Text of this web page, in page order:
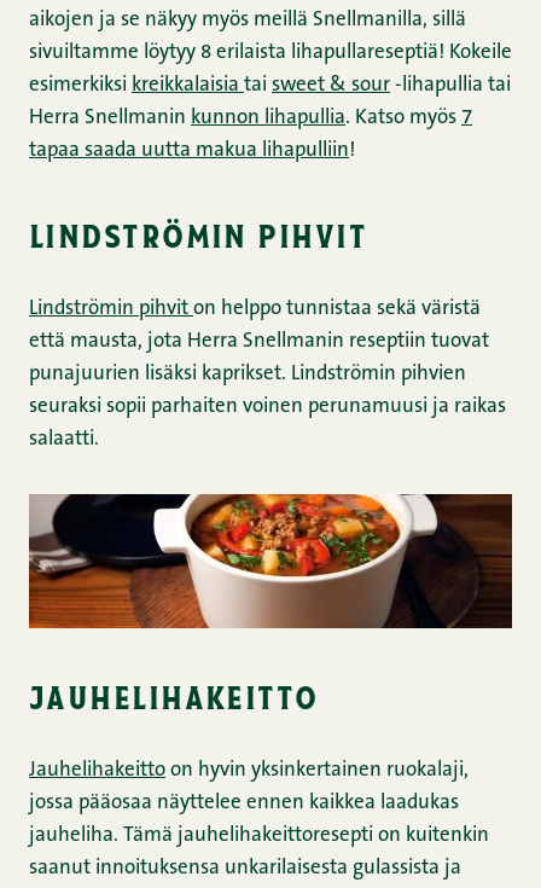
aikojen ja se näkyy myös meillä Snellmanilla, sillä
sivuiltamme löytyy 8 erilaista lihapullareseptiä! Kokeile
esimerkiksi kreikkalaisia tai sweet & sour -lihapullia tai
Herra Snellmanin kunnon lihapullia. Katso myös 7
tapaa saada uutta makua lihapulliin!
lindströmin pihvit
Lindströmin pihvit on helppo tunnistaa sekä väristä
että mausta, jota Herra Snellmanin reseptiin tuovat
punajuurien lisäksi kaprikset. Lindströmin pihvien
seuraksi sopii parhaiten voinen perunamuusi ja raikas
salaatti.
jauhelihakeitto
Jauhelihakeitto on hyvin yksinkertainen ruokalaji,
jossa pääosaa näyttelee ennen kaikkea laadukas
jauheliha. Tämä jauhelihakeittoresepti on kuitenkin
saanut innoituksensa unkarilaisesta gulassista ja